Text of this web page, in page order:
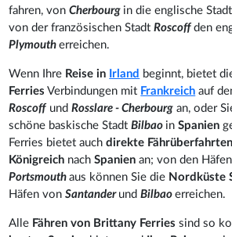
fahren, vonCherbourg in die englische
von der französischen StadtRoscoffden
Plymoutherreichen.
Wenn Ihre Reise in Irland beginnt, bietet
Ferries Verbindungen mit Frankreich auf
Roscoff undRosslare - Cherbourg an, oder
schöne baskische StadtBilbao inSpanien
Ferries bietet auchdirekte Fährüberfahrten
Königreich nachSpanienan; von den
Portsmouthaus können Sie die Nordküste
Häfen vonSantander undBilbaoerreichen.
Alle Fähren von Brittany Ferries sind so